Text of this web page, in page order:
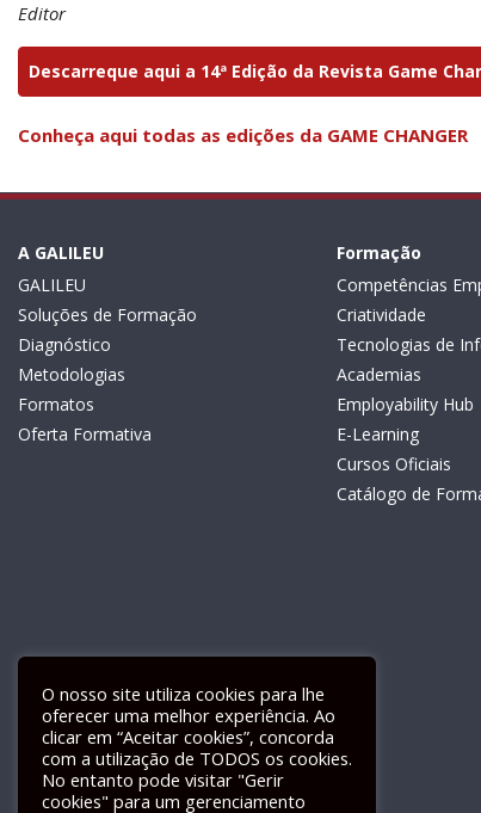
Editor
Descarreque aqui a 14ª Edição da Revista Game
Conheça aqui todas as edições da GAME CHANGER
A GALILEU
GALILEU
Soluções de Formação
Diagnóstico
Metodologias
Formatos
Oferta Formativa
Formação
Competências
Criatividade
Tecnologias de
Academias
Employability Hub
E-Learning
Cursos Oficiais
Catálogo de
Livro de Reclamações Electrónico
O nosso site utiliza cookies para lhe
oferecer uma melhor experiência. Ao
clicar em “Aceitar cookies”, concorda
com a utilização de TODOS os cookies.
No entanto pode visitar "Gerir
cookies" para um gerenciamento